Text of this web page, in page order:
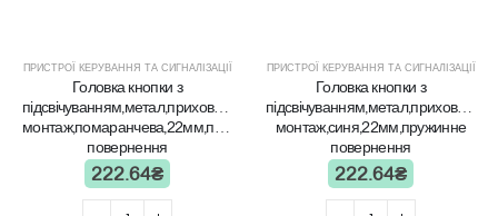
ПРИСТРОЇ КЕРУВАННЯ ТА СИГНАЛІЗАЦІЇ
Головка кнопки з
підсвічуванням,метал,прихований
монтаж,помаранчева,22мм,пружинне
повернення
222.64₴
ПРИСТРОЇ КЕРУВАННЯ ТА СИГНАЛІЗАЦІЇ
Головка кнопки з
підсвічуванням,метал,прихований
монтаж,синя,22мм,пружинне
повернення
222.64₴